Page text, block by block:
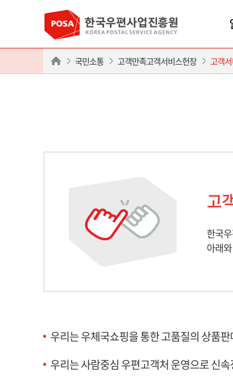
국민소통 고객만족고객서비스헌장 고객
고
한국
아래
우리는 우체국쇼핑을 통한 고품질의 상품
우리는 사람중심 우편고객처 운영으로 신